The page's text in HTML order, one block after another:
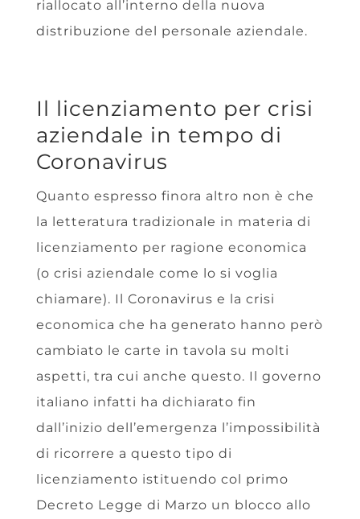
riallocato all’interno della nuova
distribuzione del personale aziendale.
Il licenziamento per crisi
aziendale in tempo di
Coronavirus
Quanto espresso finora altro non è che
la letteratura tradizionale in materia di
licenziamento per ragione economica
(o crisi aziendale come lo si voglia
chiamare). Il Coronavirus e la crisi
economica che ha generato hanno però
cambiato le carte in tavola su molti
aspetti, tra cui anche questo. Il governo
italiano infatti ha dichiarato fin
dall’inizio dell’emergenza l’impossibilità
di ricorrere a questo tipo di
licenziamento istituendo col primo
Decreto Legge di Marzo un blocco allo